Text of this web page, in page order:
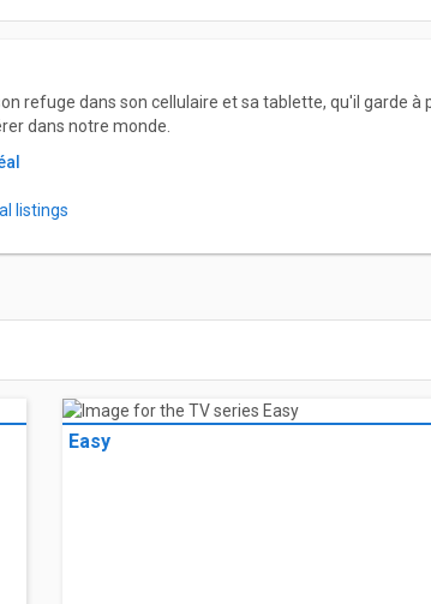
refuge dans son cellulaire et sa tablette, qu'il garde
dans notre monde.
listings
Easy